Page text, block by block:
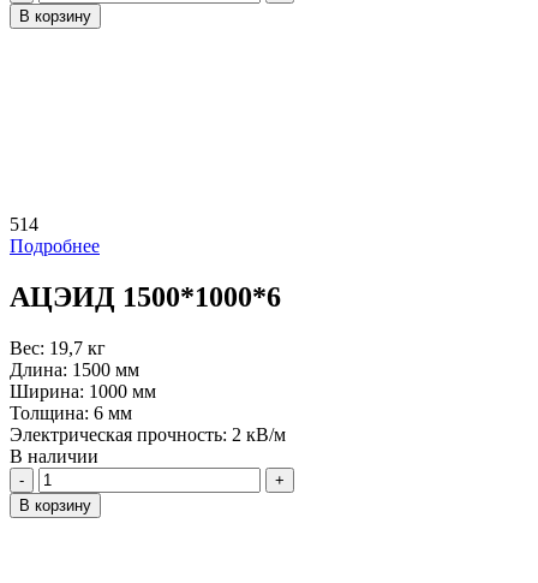
В корзину
514
Подробнее
АЦЭИД 1500*1000*6
Вес: 19,7 кг
Длина: 1500 мм
Ширина: 1000 мм
Толщина: 6 мм
Электрическая прочность: 2 кВ/м
В наличии
Количество
В корзину